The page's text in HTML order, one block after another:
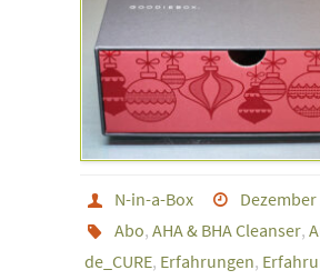
N-in-a-Box Dezember
Abo, AHA & BHA Cleanser,
de_CURE, Erfahrungen,